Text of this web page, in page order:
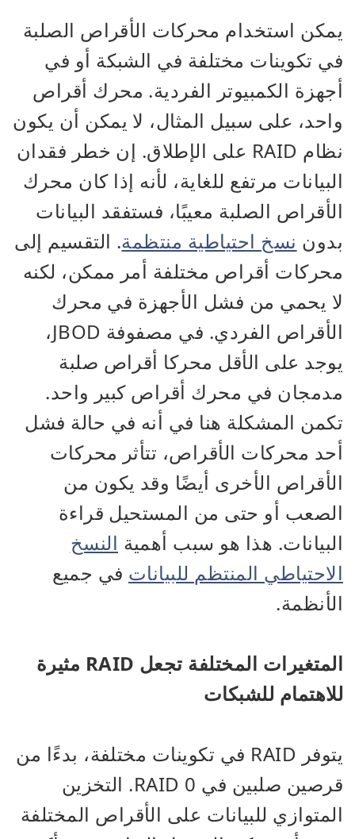
يمكن استخدام محركات الأقراص الصلبة
في تكوينات مختلفة في الشبكة أو في
أجهزة الكمبيوتر الفردية. محرك أقراص
واحد، على سبيل المثال، لا يمكن أن يكون
نظام RAID على الإطلاق. إن خطر فقدان
البيانات مرتفع للغاية، لأنه إذا كان محرك
الأقراص الصلبة معيبًا، فستفقد البيانات
بدون نسخ احتياطية منتظمة. التقسيم إلى
محركات أقراص مختلفة أمر ممكن، لكنه
لا يحمي من فشل الأجهزة في محرك
الأقراص الفردي. في مصفوفة JBOD،
يوجد على الأقل محركا أقراص صلبة
مدمجان في محرك أقراص كبير واحد.
تكمن المشكلة هنا في أنه في حالة فشل
أحد محركات الأقراص، تتأثر محركات
الأقراص الأخرى أيضًا وقد يكون من
الصعب أو حتى من المستحيل قراءة
البيانات. هذا هو سبب أهمية النسخ
الاحتياطي المنتظم للبيانات في جميع
الأنظمة.
المتغيرات المختلفة تجعل RAID مثيرة
للاهتمام للشبكات
يتوفر RAID في تكوينات مختلفة، بدءًا من
قرصين صلبين في RAID 0. التخزين
المتوازي للبيانات على الأقراص المختلفة